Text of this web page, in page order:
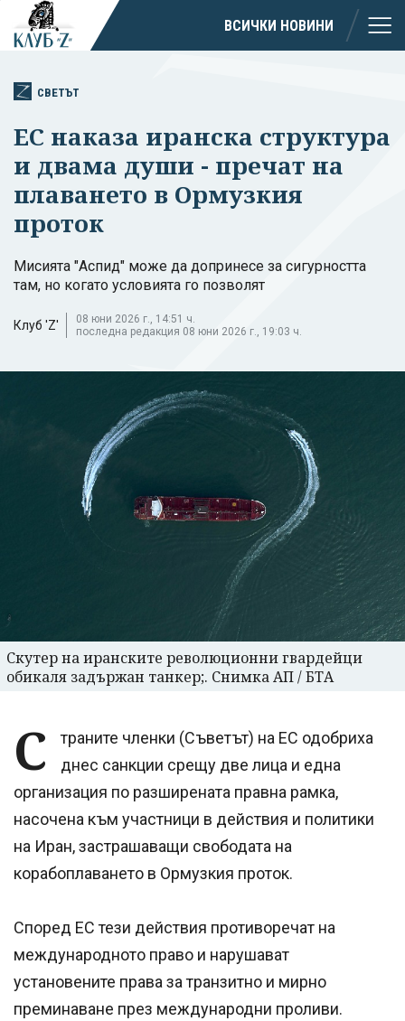
ВСИЧКИ НОВИНИ
СВЕТЪТ
ЕС наказа иранска структура
и двама души - пречат на
плаването в Ормузкия
проток
Мисията "Аспид" може да допринесе за сигурността
там, но когато условията го позволят
Клуб 'Z'
08 юни 2026 г., 14:51 ч.
последна редакция 08 юни 2026 г., 19:03 ч.
Скутер на иранските революционни гвардейци
обикаля задържан танкер;. Снимка АП / БТА
С
траните членки (Съветът) на ЕС одобриха
днес санкции срещу две лица и една
организация по разширената правна рамка,
насочена към участници в действия и политики
на Иран, застрашаващи свободата на
корабоплаването в Ормузкия проток.
Според ЕС тези действия противоречат на
международното право и нарушават
установените права за транзитно и мирно
преминаване през международни проливи.